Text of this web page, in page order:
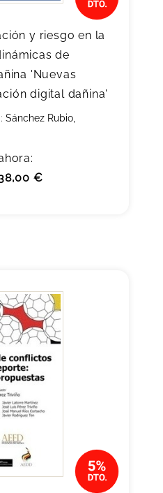
y riesgo en la
de
'Nuevas
digital dañina'
; Sánchez Rubio,
€